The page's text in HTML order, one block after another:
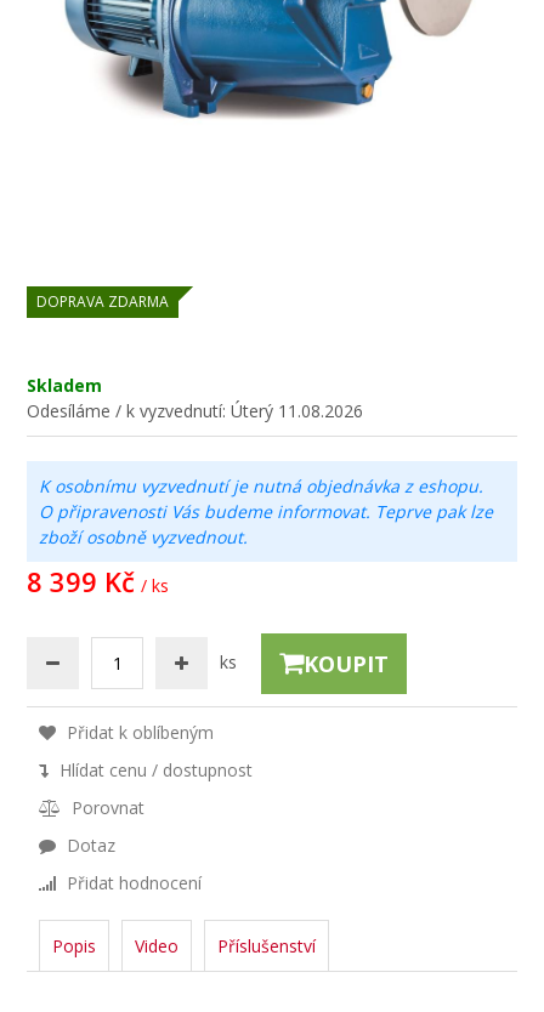
DOPRAVA ZDARMA
Skladem
Odesíláme / k vyzvednutí:Úterý 11.08.2026
K osobnímu vyzvednutí je nutná objednávka z eshopu.
O připravenosti Vás budeme informovat. Teprve pak lze
zboží osobně vyzvednout.
8 399 Kč / ks
ks KOUPIT
Přidat k oblíbeným
Hlídat cenu / dostupnost
Porovnat
Dotaz
Přidat hodnocení
Popis Video Příslušenství